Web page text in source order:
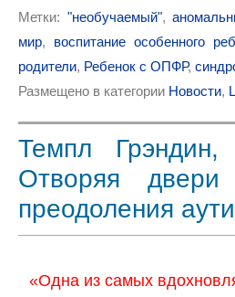
Метки: "необучаемый",
мир, воспитание особенного
родители, Ребенок с ОПФР,
Размещено в категории Новости,
Темпл
Отворяя
преодоления
«Одна из самых